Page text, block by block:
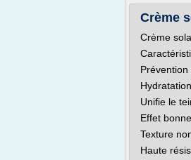
Crème
Crème
Hydratation
Unifie le
Effet
Texture
Haute